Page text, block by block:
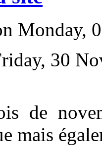
Monday,
30
de
mais